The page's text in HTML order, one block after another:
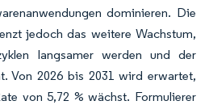
dominieren. Die
jedoch das weitere Wachstum,
langsamer werden und der
Von 2026 bis 2031 wird erwartet,
von 5,72 % wächst. Formulierer